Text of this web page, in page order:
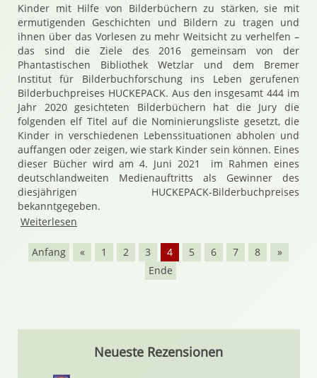
Kinder mit Hilfe von Bilderbüchern zu stärken, sie mit
ermutigenden Geschichten und Bildern zu tragen und
ihnen über das Vorlesen zu mehr Weitsicht zu verhelfen –
das sind die Ziele des 2016 gemeinsam von der
Phantastischen Bibliothek Wetzlar und dem Bremer
Institut für Bilderbuchforschung ins Leben gerufenen
Bilderbuchpreises HUCKEPACK. Aus den insgesamt 444 im
Jahr 2020 gesichteten Bilderbüchern hat die Jury die
folgenden elf Titel auf die Nominierungsliste gesetzt, die
Kinder in verschiedenen Lebenssituationen abholen und
auffangen oder zeigen, wie stark Kinder sein können. Eines
dieser Bücher wird am4. Juni 2021
im Rahmen eines
deutschlandweiten Medienauftritts als Gewinner des
diesjährigen
HUCKEPACK-Bilderbuchpreises
bekanntgegeben.
Weiterlesen
Anfang « 1 2 3 4 5 6 7 8
»
Ende
Neueste Rezensionen